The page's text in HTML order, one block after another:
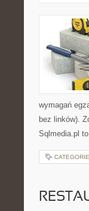
wymagań
bez linków).
Sqlmedia.pl